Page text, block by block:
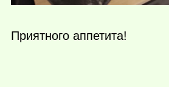
Приятного аппетита!